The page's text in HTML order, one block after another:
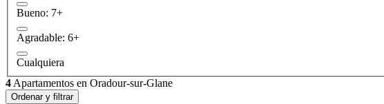
Bueno: 7+
Agradable: 6+
Cualquiera
4 Apartamentos en Oradour-sur-Glane
Ordenar y filtrar